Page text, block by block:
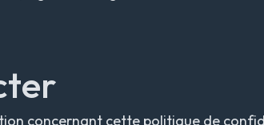
concernant cette politique de